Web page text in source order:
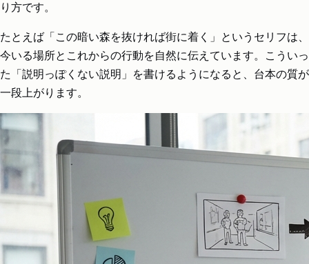
り方です。
たとえば「この暗い森を抜ければ街に着く」というセリフは、
今いる場所とこれからの行動を自然に伝えています。こういっ
た「説明っぽくない説明」を書けるようになると、台本の質が
一段上がります。